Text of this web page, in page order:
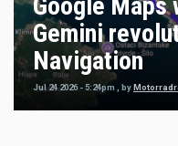
Gemini
Navigation
Jul 24 2026 - 5:24pm by